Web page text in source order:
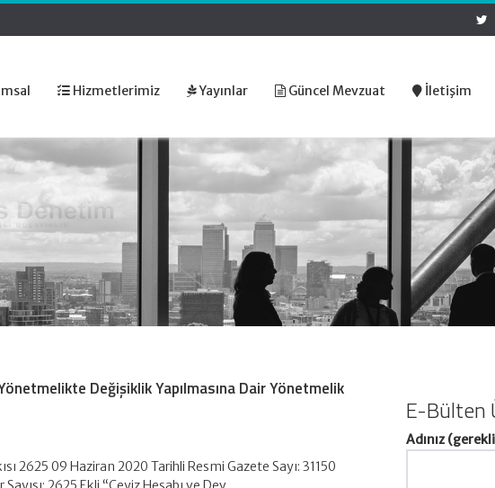
Hizmetlerimiz Yayınlar Güncel Mevzuat İletişim
Değişiklik Yapılmasına Dair Yönetmelik
2625 09 Haziran 2020 Tarihli Resmi Gazete Sayı: 31150
E-Bülten
Adınız